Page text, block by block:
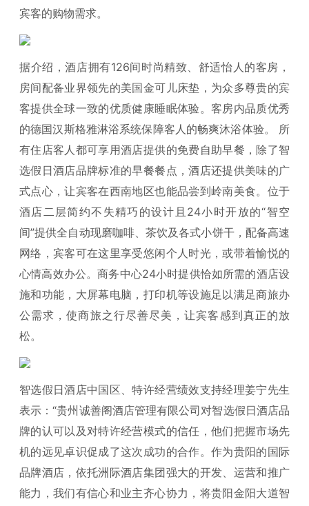
宾客的购物需求。
据介绍，酒店拥有126间时尚精致、舒适怡人的客房，
房间配备业界领先的美国金可儿床垫，为众多尊贵的宾
客提供全球一致的优质健康睡眠体验。客房内品质优秀
的德国汉斯格雅淋浴系统保障客人的畅爽沐浴体验。 所
有住店客人都可享用酒店提供的免费自助早餐，除了智
选假日酒店品牌标准的早餐餐点，酒店还提供美味的广
式点心，让宾客在西南地区也能品尝到岭南美食。位于
酒店二层简约不失精巧的设计且24小时开放的“智空
间”提供全自动现磨咖啡、茶饮及各式小饼干，配备高速
网络，宾客可在这里享受悠闲个人时光，或带着愉悦的
心情高效办公。商务中心24小时提供恰如所需的酒店设
施和功能，大屏幕电脑，打印机等设施足以满足商旅办
公需求，使商旅之行尽善尽美，让宾客感到真正的放
松。
智选假日酒店中国区、特许经营绩效支持经理姜宁先生
表示：“贵州诚善阁酒店管理有限公司对智选假日酒店品
牌的认可以及对特许经营模式的信任，他们把握市场先
机的远见卓识促成了这次成功的合作。作为贵阳的国际
品牌酒店，依托洲际酒店集团强大的开发、运营和推广
能力，我们有信心和业主齐心协力，将贵阳金阳大道智